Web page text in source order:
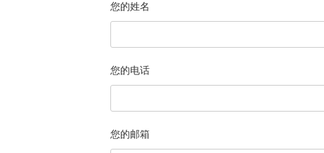
您的姓名
您的电话
您的邮箱